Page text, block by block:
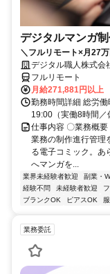
デジタルマンガ
＼フルリモート×月27
デジタル職人株式会
フルリモート
月給271,881円以上
勤務時間詳細 総労
19:00（実働8時間
仕事内容 〇業務概
業務の制作進行管理
る電子コミック。あ
へマンガを...
業界未経験者歓迎 副業・
経験不問
未経験者歓迎
ブランクOK
ピアスOK
業務委託